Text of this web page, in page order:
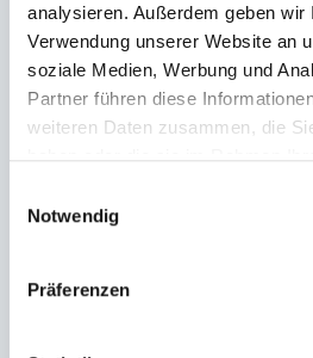
analysieren. Außerdem geben
Verwendung unserer Website an
soziale Medien, Werbung und
Partner führen diese
weiteren Daten zusammen, die
haben oder die sie im Rahmen
Notwendig
Präferenzen
und welche Handlungsfelder
ergeben.
Zum Abschluss brachte
Hilfe von Stiften, Scheren,
Ausschnitten aus Zeitungen
den Köpfen aufs Papier
Dabei waren der Fantasie